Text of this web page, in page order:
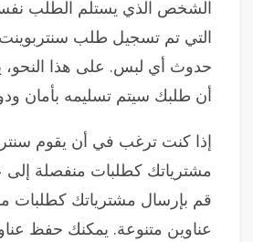
الشخص الذي يستلم الطلب
التي تم تسجيل طلب
حدوث أي لبس. على هذا النحو،
أن طلبك سيتم تسليمه بأمان
إذا كنت ترغب في أن يقوم
مشترياتك كطلبات منفصلة إلى
قم بإرسال مشترياتك كطلبات
عناوين متنوعة. يمكنك حفظ